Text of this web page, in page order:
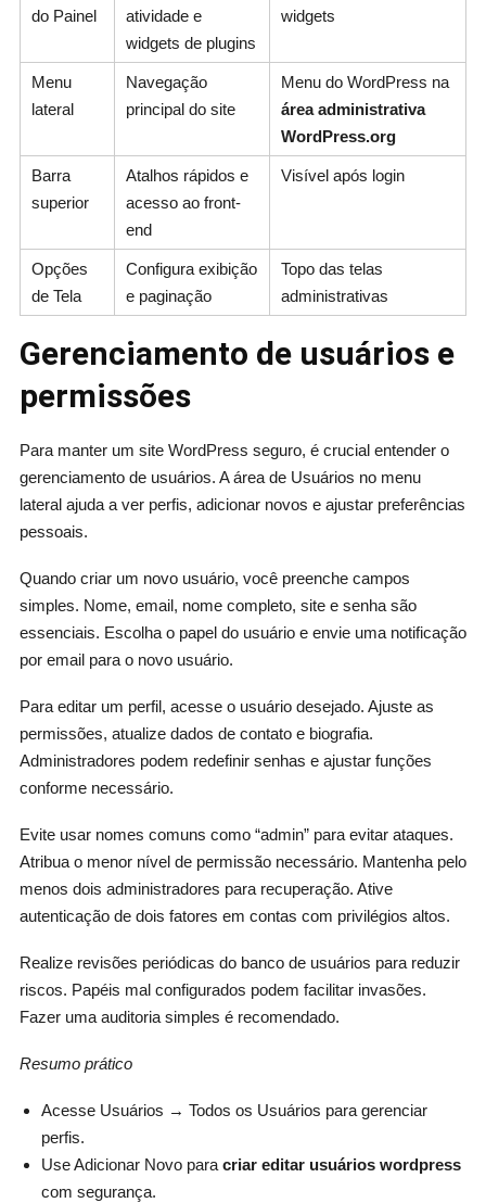
do Painel
atividade e
widgets de plugins
widgets
Menu
lateral
Navegação
principal do site
Menu do WordPress na
área administrativa
WordPress.org
Barra
superior
Atalhos rápidos e
acesso ao front-
end
Visível após login
Opções
de Tela
Configura exibição
e paginação
Topo das telas
administrativas
Gerenciamento de usuários e
permissões
Para manter um site WordPress seguro, é crucial entender o
gerenciamento de usuários. A área de Usuários no menu
lateral ajuda a ver perfis, adicionar novos e ajustar preferências
pessoais.
Quando criar um novo usuário, você preenche campos
simples. Nome, email, nome completo, site e senha são
essenciais. Escolha o papel do usuário e envie uma notificação
por email para o novo usuário.
Para editar um perfil, acesse o usuário desejado. Ajuste as
permissões, atualize dados de contato e biografia.
Administradores podem redefinir senhas e ajustar funções
conforme necessário.
Evite usar nomes comuns como “admin” para evitar ataques.
Atribua o menor nível de permissão necessário. Mantenha pelo
menos dois administradores para recuperação. Ative
autenticação de dois fatores em contas com privilégios altos.
Realize revisões periódicas do banco de usuários para reduzir
riscos. Papéis mal configurados podem facilitar invasões.
Fazer uma auditoria simples é recomendado.
Resumo prático
Acesse Usuários → Todos os Usuários para gerenciar
perfis.
Use Adicionar Novo para criar editar usuários wordpress
com segurança.